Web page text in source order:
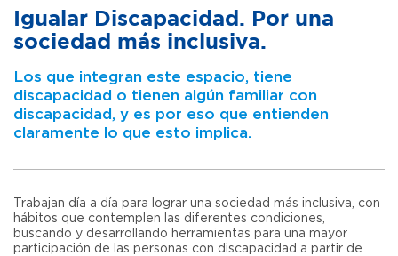
Igualar Discapacidad. Por una
sociedad más inclusiva.
Los que integran este espacio, tiene
discapacidad o tienen algún familiar con
discapacidad, y es por eso que entienden
claramente lo que esto implica.
Trabajan día a día para lograr una sociedad más inclusiva, con
hábitos que contemplen las diferentes condiciones,
buscando y desarrollando herramientas para una mayor
participación de las personas con discapacidad a partir de